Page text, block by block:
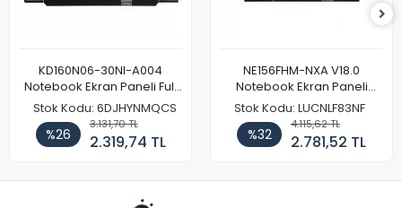
KD160N06-30NI-A004
Notebook Ekran Paneli Full
HD
Stok Kodu: 6DJHYNMQCS
%26
3.131,70 TL
2.319,74 TL
NE156FHM-NXA V18.0
Notebook Ekran Paneli
144Hz
Stok Kodu: LUCNLF83NF
%32
4.115,62 TL
2.781,52 TL